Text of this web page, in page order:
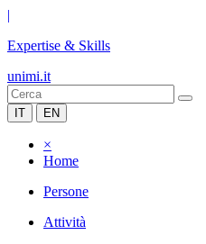
|
Expertise & Skills
unimi.it
IT EN
×
Home
Persone
Attività